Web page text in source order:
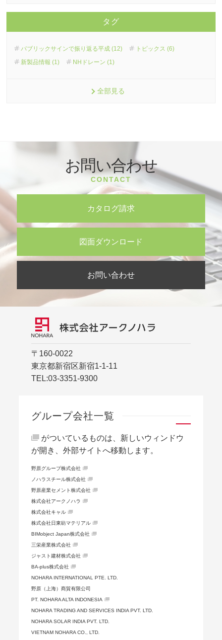
タグ
パブリックサインで振り返る平成 (12)
トピックス (6)
新製品情報 (1)
NHドレーン (1)
全部見る
お問い合わせ
CONTACT
カタログ請求
図面ダウンロード
お問い合わせ
〒160-0022
東京都新宿区新宿1-1-11
TEL:03-3351-9300
グループ会社一覧
がついているものは、新しいウィンドウ
が開き、外部サイトへ移動します。
野原グループ株式会社
ノハラスチール株式会社
野原産業セメント株式会社
株式会社アークノハラ
株式会社キャル
株式会社日東紡マテリアル
BIMobject Japan株式会社
三栄産業株式会社
ジャスト建材株式会社
BA-plus株式会社
NOHARA INTERNATIONAL PTE. LTD.
野原（上海）商貿有限公司
PT. NOHARA ALTA INDONESIA
NOHARA TRADING AND SERVICES INDIA PVT. LTD.
NOHARA SOLAR INDIA PVT. LTD.
VIETNAM NOHARA CO., LTD.